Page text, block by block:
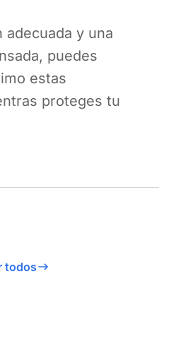
adecuada y una
puedes
estas
proteges tu
todos